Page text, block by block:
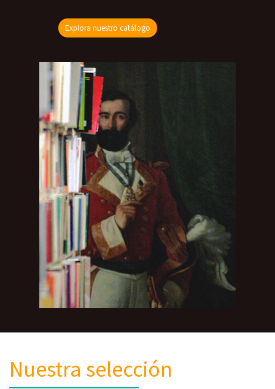
Explora nuestro catálogo
Nuestra selección